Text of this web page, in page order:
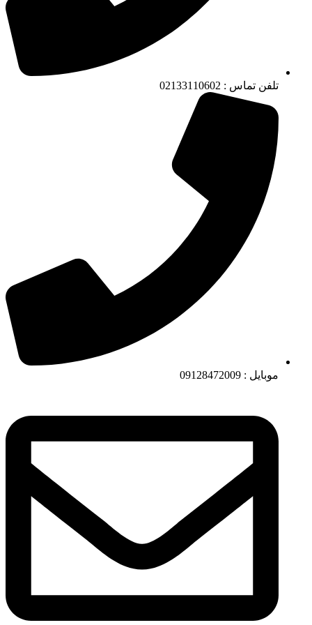
تلفن تماس : 02133110602
موبایل : 09128472009